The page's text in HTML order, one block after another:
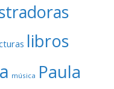
libros
música Paula